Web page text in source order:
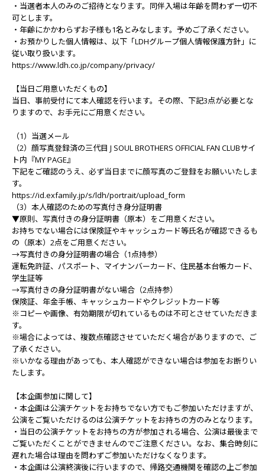
・当選者本人のみのご招待となります。同伴入場は年齢を問わず一切不
可とします。
・年齢にかかわらずお子様も1名とみなします。予めご了承ください。
・お預かりした個人情報は、以下「LDHグループ個人情報保護方針」に
従い取り扱います。
https://www.ldh.co.jp/company/privacy/
【当日ご用意いただくもの】
当日、事前受付にて本人確認を行います。その際、下記3点が必要とな
りますので、お手元にご用意ください。
（1）当選メール
（2）顔写真登録済の三代目 J SOUL BROTHERS OFFICIAL FAN CLUBサイ
ト内『MY PAGE』
下記をご確認のうえ、必ず当日までに顔写真のご登録をお願いいたしま
す。
https://id.exfamily.jp/s/ldh/portrait/upload_form
（3）本人確認のための写真付き身分証明書
▼原則、写真付きの身分証明書（原本）をご用意ください。
お持ちでない場合には保険証やキャッシュカード等⽒名が確認できるも
の（原本）2点をご用意ください。
→写真付きの身分証明書の場合（1点持参）
運転免許証、パスポート、マイナンバーカード、住民基本台帳カード、
学生証等
→写真付きの身分証明書がない場合（2点持参）
保険証、年金手帳、キャッシュカードやクレジットカード等
※コピーや画像、有効期限が切れているものは不可とさせていただきま
す。
※場合によっては、複数点確認させていただく場合がありますので、ご
了承ください。
※いかなる理由があっても、本人確認ができない場合は参加をお断りい
たします。
【本企画参加に関して】
・本企画は公演チケットをお持ちでない方でもご参加いただけますが、
公演をご覧いただけるのは公演チケットをお持ちの方のみとなります。
・当日の公演チケットをお持ちの方が参加される場合、公演は最後まで
ご覧いただくことができませんのでご注意ください。なお、集合時刻に
遅れた場合は理由を問わずご参加いただけなくなります。
・本企画は公演終演後に行いますので、帰路交通機関を確認の上ご参加